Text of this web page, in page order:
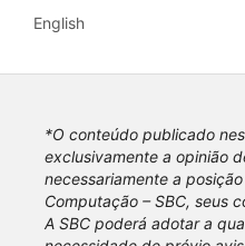
English
*O conteúdo publicado
exclusivamente a opinião
necessariamente a
Computação – SBC, seus
A SBC poderá adotar a